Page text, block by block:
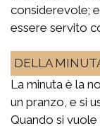
considerevole;
essere servito
DELLA
La minuta è la
un pranzo, e si
Quando si vuole